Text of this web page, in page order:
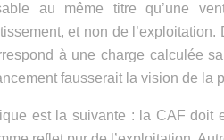
au même titre qu’une
et non de
à une charge calculée
fausserait la vision de la
est la suivante : la CAF doit